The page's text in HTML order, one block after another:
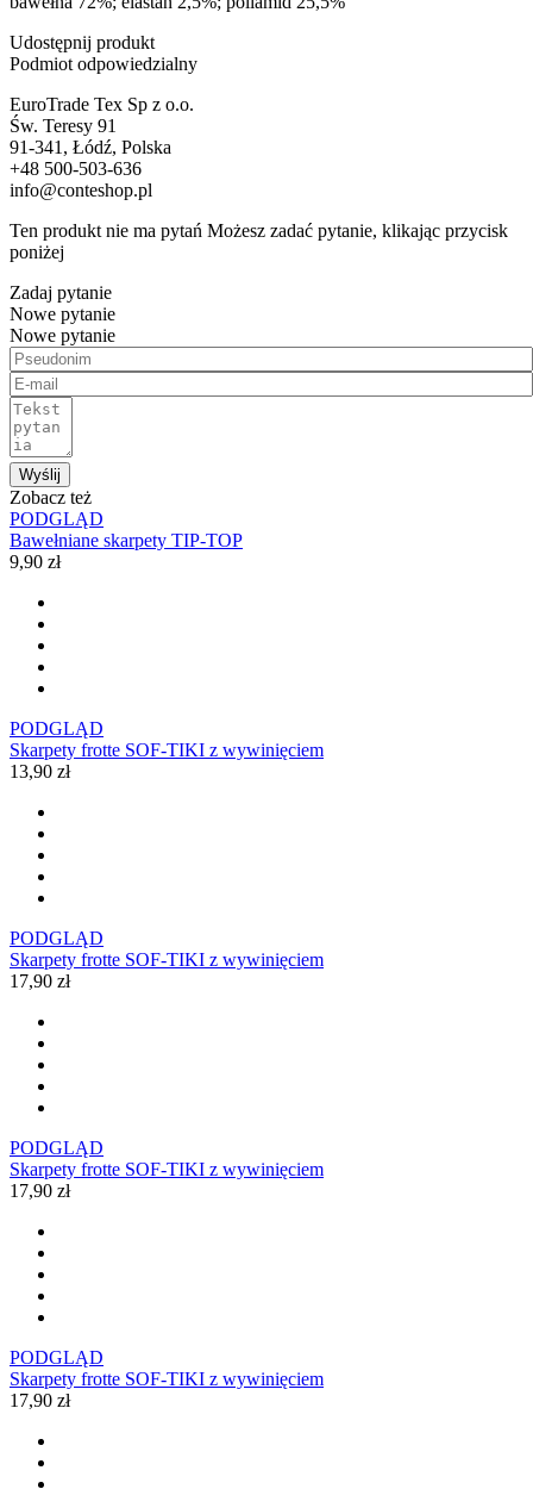
Udostępnij produkt
Podmiot odpowiedzialny
EuroTrade Tex Sp z o.o.
Św. Teresy 91
91-341, Łódź, Polska
+48 500-503-636
info@conteshop.pl
Ten produkt nie ma pytań Możesz zadać pytanie, klikając przycisk
poniżej
Zadaj pytanie
Nowe pytanie
Nowe pytanie
Wyślij
Zobacz też
PODGLĄD
Bawełniane skarpety TIP-TOP
9,90 zł
PODGLĄD
Skarpety frotte SOF-TIKI z wywinięciem
13,90 zł
PODGLĄD
Skarpety frotte SOF-TIKI z wywinięciem
17,90 zł
PODGLĄD
Skarpety frotte SOF-TIKI z wywinięciem
17,90 zł
PODGLĄD
Skarpety frotte SOF-TIKI z wywinięciem
17,90 zł